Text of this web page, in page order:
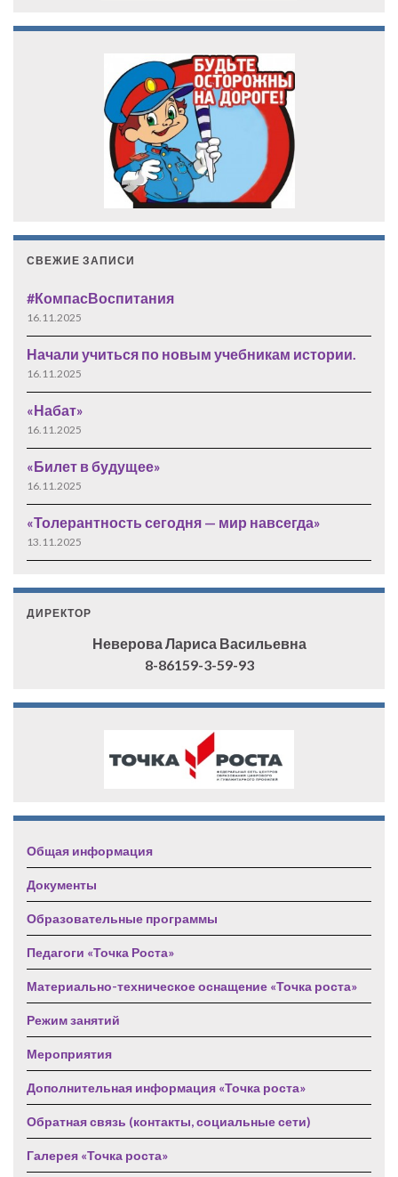
СВЕЖИЕ ЗАПИСИ
#КомпасВоспитания
16.11.2025
Начали учиться по новым учебникам истории.
16.11.2025
«Набат»
16.11.2025
«Билет в будущее»
16.11.2025
«Толерантность сегодня — мир навсегда»
13.11.2025
ДИРЕКТОР
Неверова Лариса Васильевна
8-86159-3-59-93
Общая информация
Документы
Образовательные программы
Педагоги «Точка Роста»
Материально-техническое оснащение «Точка роста»
Режим занятий
Мероприятия
Дополнительная информация «Точка роста»
Обратная связь (контакты, социальные сети)
Галерея «Точка роста»